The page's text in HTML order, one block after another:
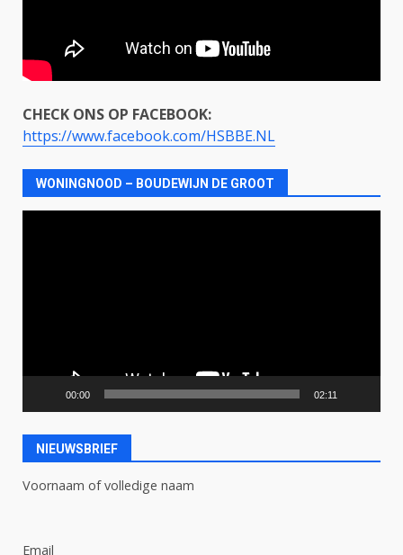
CHECK ONS OP FACEBOOK:
https://www.facebook.com/HSBBE.NL
WONINGNOOD – BOUDEWIJN DE GROOT
00:00 02:11
NIEUWSBRIEF
Voornaam of volledige naam
Email